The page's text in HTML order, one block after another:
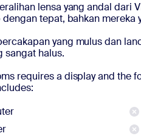
lensa yang andal dari
tepat, bahkan mereka
yang mulus dan
sangat halus.
requires a display and the